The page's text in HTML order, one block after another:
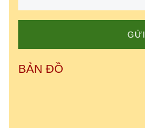
GỬI
BẢN ĐỒ